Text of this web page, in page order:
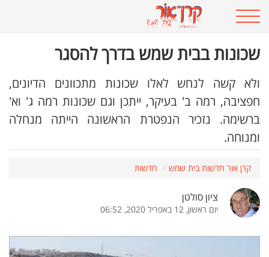
שכונות בבית שמש בדרך להסגר
ולא קשה לנחש לאלו שכונות מתכוונים הדיונים,
חפציבה, רמה ב' בעיקר, ייתכן וגם שכונות רמה ג' וא'
ברשימה. נזכיר הנפטרת הראשונה הייתה מנחלה
ומנוחה.
קרן אור חדשות בית שמש חדשות
ציון סולטן
יום ראשון, 12 באפריל 2020, 06:52